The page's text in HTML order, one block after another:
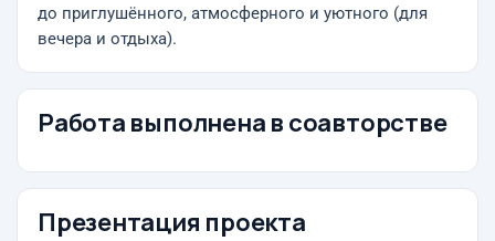
до приглушённого, атмосферного и уютного (для
вечера и отдыха).
Работа выполнена в соавторстве
Презентация проекта